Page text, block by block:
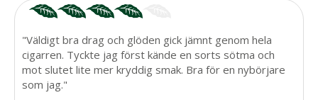
"Väldigt bra drag och glöden gick jämnt genom hela
cigarren. Tyckte jag först kände en sorts sötma och
mot slutet lite mer kryddig smak. Bra för en nybörjare
som jag."